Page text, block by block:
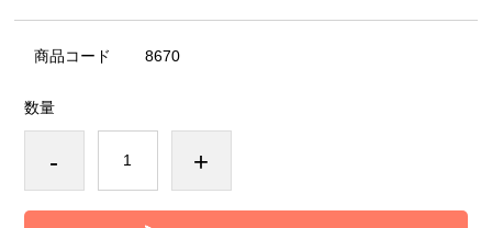
商品コード 8670
数量
- +